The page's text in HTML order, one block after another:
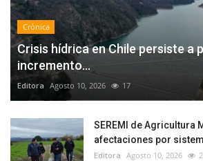
Crónica
Crisis hídrica en Chile persiste a
incremento...
Editora Agosto 10, 2026 17
SEREMI de Agricultura
afectaciones por
Editora Agosto 10, 2026